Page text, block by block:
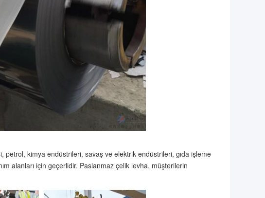
petrol, kimya endüstrileri, savaş ve elektrik endüstrileri, gıda işleme
alanları için geçerlidir. Paslanmaz çelik levha, müşterilerin